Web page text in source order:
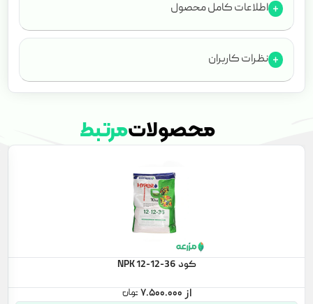
اطلاعات کامل محصول
نظرات کاربران
محصولاتمرتبط
کود NPK 12-12-36
۷.۵۰۰.۰۰۰